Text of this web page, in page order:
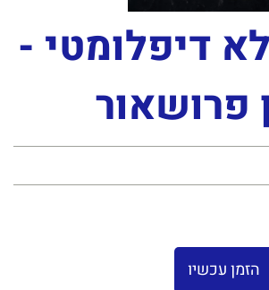
דיפלומטי -
פרושאור
הזמן עכשיו